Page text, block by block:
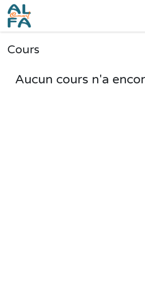
Se rendre au contenu
Cours
Aucun cours n'a